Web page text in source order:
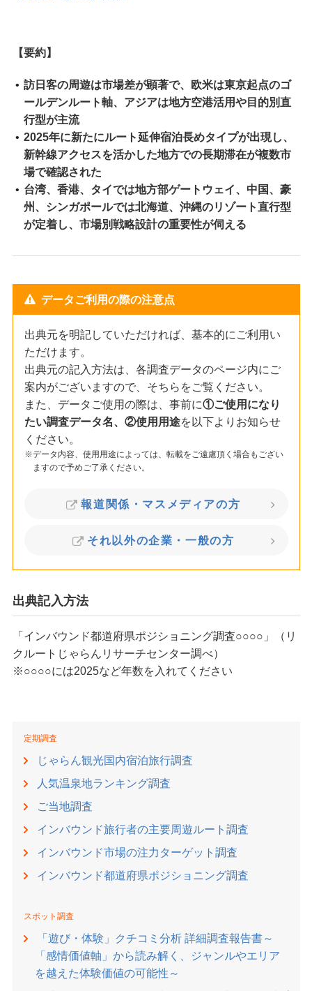
【要約】
訪日客の周遊は市場差が顕著で、欧米は東京起点のゴ
ールデンルート軸、アジアは地方空港活用や目的別直
行型が主流
2025年に新たにルート延伸宿泊長めタイプが出現し、
新幹線アクセスを活かした地方での長期滞在が複数市
場で確認された
台湾、香港、タイでは地方部ゲートウェイ、中国、豪
州、シンガポールでは北海道、沖縄のリゾート直行型
が定着し、市場別戦略設計の重要性が伺える
データご利用の際の注意点
出典元を明記していただければ、基本的にご利用い
ただけます。
出典元の記入方法は、各調査データのページ内にご
案内がございますので、そちらをご覧ください。
また、データご使用の際は、事前に①ご使用になり
たい調査データ名、②使用用途を以下よりお知らせ
ください。
データ内容、使用用途によっては、転載をご遠慮頂く場合もござい
ますので予めご了承ください。
報道関係・マスメディアの方
それ以外の企業・一般の方
出典記入方法
「インバウンド都道府県ポジショニング調査○○○○」（リ
クルートじゃらんリサーチセンター調べ）
※○○○○には2025など年数を入れてください
定期調査
じゃらん観光国内宿泊旅行調査
人気温泉地ランキング調査
ご当地調査
インバウンド旅行者の主要周遊ルート調査
インバウンド市場の注力ターゲット調査
インバウンド都道府県ポジショニング調査
スポット調査
「遊び・体験」クチコミ分析 詳細調査報告書～
「感情価値軸」から読み解く、ジャンルやエリア
を越えた体験価値の可能性～